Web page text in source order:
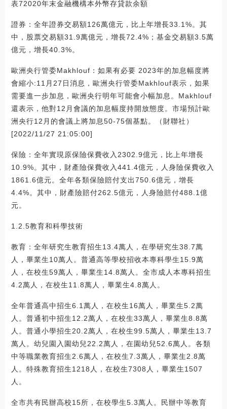
表72020年末金融機構本外幣存貸款余額
證券：全年證券交易額126萬億元，比上年增長33.1%。其
中，股票交易額31.9萬億元，增長72.4%；基金交易額3.5萬
億元，增長40.3%。
歐洲央行管委Makhlouf：如果有必要 2023年的加息幅度將
會縮小:11月27日消息，歐洲央行管委Makhlouf表示，如果
需要進一步加息，歐洲央行明年可能會小幅加息。Makhlouf
還表示，他對12月會議的加息幅度持開放態度。市場預計歐
洲央行12月的會議上將加息50-75個基點。（財聯社）
[2022/11/27 21:05:00]
保險：全年實現原保險保費收入2302.9億元，比上年增長
10.9%。其中，財產險保費收入441.4億元，人身險保費收入
1861.6億元。全年各類保險賠付支出750.6億元，增長
4.4%。其中，財產險賠付262.5億元，人身險賠付488.1億
元。
1.2.5教育和科學技術
教育：全年研究生教育招生13.4萬人，在學研究生38.7萬
人，畢業生10萬人。普通高等學校招收本專科學生15.9萬
人，在校生59萬人，畢業生14.8萬人。全市成人本專科招生
4.2萬人，在校生11.8萬人，畢業生4.8萬人。
全年普通高中招生6.1萬人，在校生16萬人，畢業生5.2萬
人。普通初中招生12.2萬人，在校生33萬人，畢業生8.8萬
人。普通小學招生20.2萬人，在校生99.5萬人，畢業生13.7
萬人。幼兒園入園幼兒22.2萬人，在園幼兒52.6萬人。各類
中等職業教育招生2.6萬人，在校生7.3萬人，畢業生2.8萬
人。特殊教育招生1218人，在校生7308人，畢業生1507
人。
全市共有民辦高校15所，在校學生5.3萬人。民辦中等教育